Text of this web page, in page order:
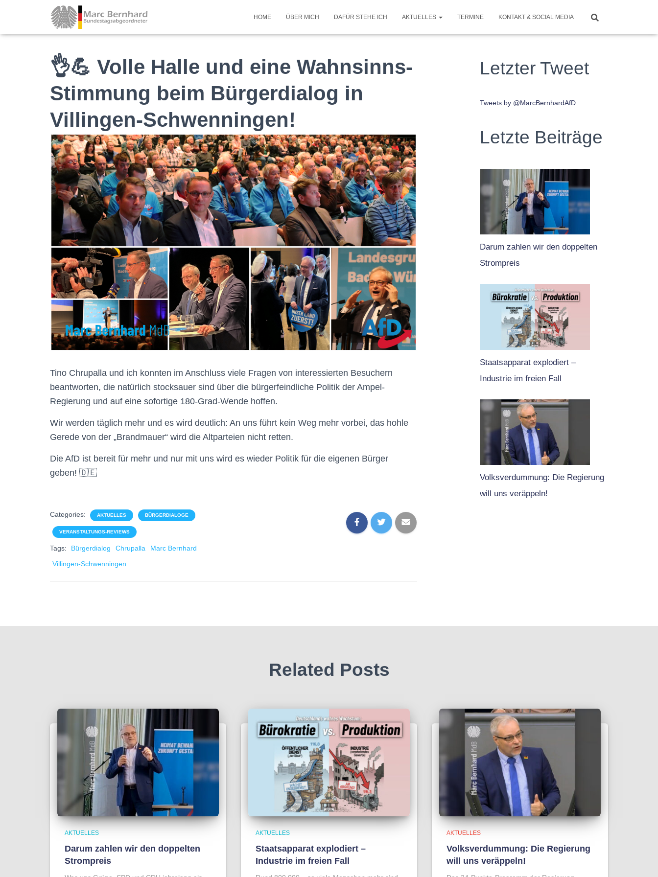
HOME ÜBER MICH DAFÜR STEHE ICH AKTUELLES TERMINE KONTAKT & SOCIAL MEDIA
👌💪 Volle Halle und eine Wahnsinns-
Stimmung beim Bürgerdialog in
Villingen-Schwenningen!
Tino Chrupalla und ich konnten im Anschluss viele Fragen von interessierten Besuchern
beantworten, die natürlich stocksauer sind über die bürgerfeindliche Politik der Ampel-
Regierung und auf eine sofortige 180-Grad-Wende hoffen.
Wir werden täglich mehr und es wird deutlich: An uns führt kein Weg mehr vorbei, das hohle
Gerede von der „Brandmauer“ wird die Altparteien nicht retten.
Die AfD ist bereit für mehr und nur mit uns wird es wieder Politik für die eigenen Bürger
geben! 🇩🇪
Categories: AKTUELLES BÜRGERDIALOGE
VERANSTALTUNGS-REVIEWS
Tags: Bürgerdialog Chrupalla
Marc Bernhard
Villingen-Schwenningen
Letzter Tweet
Tweets by @MarcBernhardAfD
Letzte Beiträge
Darum zahlen wir den doppelten
Strompreis
Staatsapparat explodiert –
Industrie im freien Fall
Volksverdummung: Die Regierung
will uns veräppeln!
Related Posts
AKTUELLES
Darum zahlen wir den doppelten
Strompreis
AKTUELLES
Staatsapparat explodiert –
Industrie im freien Fall
AKTUELLES
Volksverdummung: Die Regierung
will uns veräppeln!